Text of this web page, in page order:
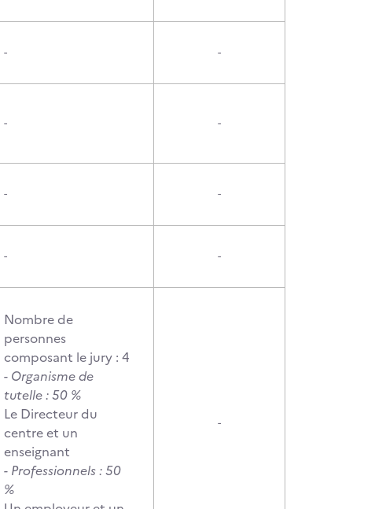
- -
- -
- -
- -
Nombre de
personnes
composant le jury : 4
- Organisme de
tutelle : 50 %
Le Directeur du
centre et un
enseignant
- Professionnels : 50
%
-